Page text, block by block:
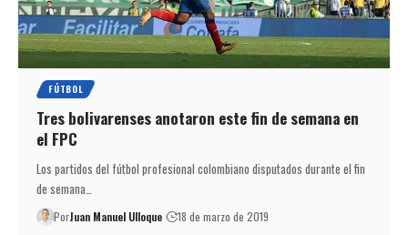
FÚTBOL
Tres bolivarenses anotaron este fin de semana en
el FPC
Los partidos del fútbol profesional colombiano disputados durante el fin
de semana…
PorJuan Manuel Ulloque 18 de marzo de 2019